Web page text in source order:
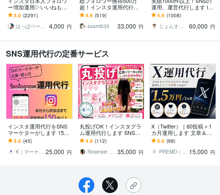
ー増加運用▷いいねも増
えます ▶︎「数」＋「本
物」の増加▷当店独自ア
クティブフォロワー増加
5.0 (2291)
はっぱベース by santa
4,000 円
超！インスタ運用代行し
ます Instagramで集客/売
上UP/収益化を実現！
4.9 (519)
asami530
33,000 円
運用、運営代行します Ins
tagram,Twitter,TikTok等運
用です
4.9 (1008)
じょんすみす＠SNSマーケター
60,000 円
SNS運用代行の定番サービス
インスタ運用代行をSNS
マーケターがします 150
件以上運用実績あり！画
像制作込み価格
5.0 (45)
K｜マーケッター＆モデラー漫画家 25,000 円
丸投げOK！インスタグラ
ム運用代行します SNSマ
ーケ有資格者！広告運用
付きで速成果とアカウン
ト構築へ
4.9 (112)
Roseraie ～ロズレ～ 35,000 円
X（Twitter）｜60投稿＋1
カ月運用します 文章＆X
のプロによるポスト作成
と運用をお手ごろ価格で
お届け！
5.0 (98)
PREMO｜SEO記事＆X運用の専門家 15,000 円